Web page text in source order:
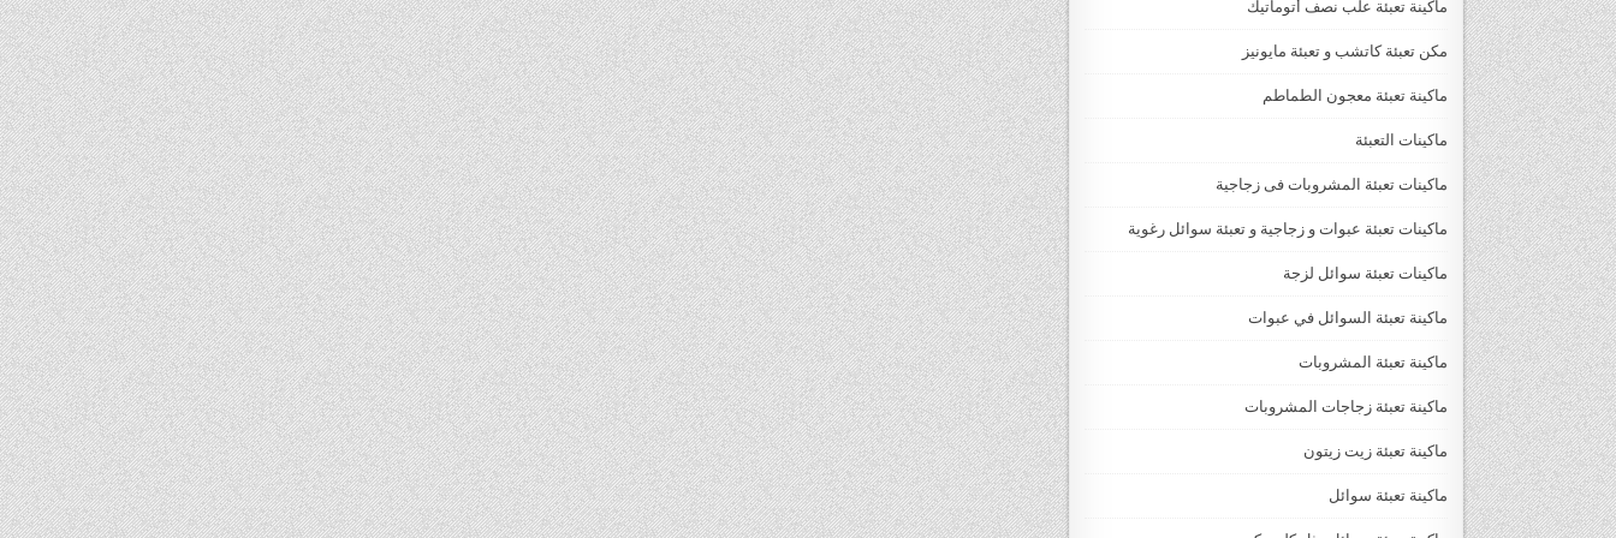
ماكينة تعبئة علب نصف أتوماتيك
مكن تعبئة كاتشب و تعبئة مايونيز
ماكينة تعبئة معجون الطماطم
ماكينات التعبئة
ماكينات تعبئة المشروبات فى زجاجية
ماكينات تعبئة عبوات و زجاجية و تعبئة سوائل رغوية
ماكينات تعبئة سوائل لزجة
‏‏‏ماكينة تعبئة السوائل في عبوات
ماكينة تعبئة المشروبات
ماكينة تعبئة زجاجات المشروبات
ماكينة تعبئة زيت زيتون
ماكينة تعبئة سوائل